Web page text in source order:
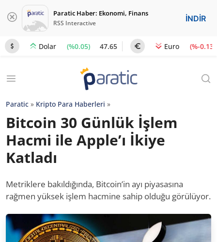
Paratic Haber: Ekonomi, Finans
RSS Interactive İNDİR
Dolar (%0.05) 47.65 Euro (%-0.13)
Paratic » Kripto Para Haberleri »
Bitcoin 30 Günlük İşlem
Hacmi ile Apple’ı İkiye
Katladı
Metriklere bakıldığında, Bitcoin’in ayı piyasasına
rağmen yüksek işlem hacmine sahip olduğu görülüyor.